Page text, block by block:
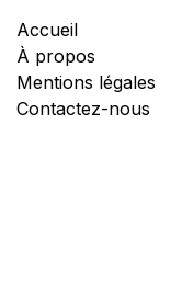
Accueil
À propos
Mentions légales
Contactez-nous